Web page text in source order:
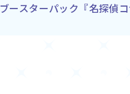
ブースターパック『名探偵